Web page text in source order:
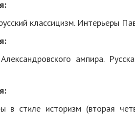
классицизм. Интерьеры
ампира.
в стиле историзм (вторая